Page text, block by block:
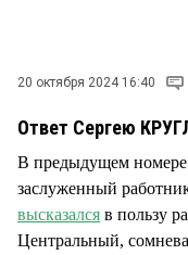
20 октября 2024 16:40
Ответ Сергею
В предыдущем
заслуженный
высказался в пользу
Центральный,